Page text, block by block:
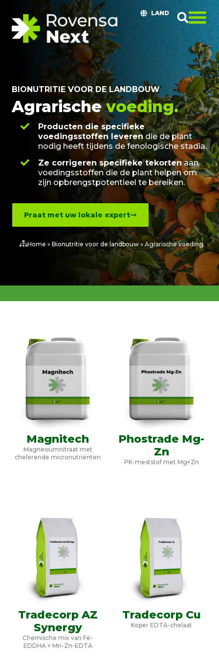
LAND
BIONUTRITIE VOOR DE LANDBOUW
Agrarischevoeding.
Producten die specifieke
voedingsstoffen leverendie de plant
nodig heeft tijdens de fenologische stadia.
Ze corrigeren specifieke tekortenaan
voedingsstoffen die de plant helpen om
zijn opbrengstpotentieel te bereiken.
Praat met uw lokale expert
Home » Bionutritie voor de landbouw » Agrarische voeding
Magnitech
Magnesiumnitraat met
chelerende micronutriënten
Phostrade Mg-
Zn
PK-meststof met Mg+Zn
Tradecorp AZ
Synergy
Chemische mix van Fe-
EDDHA + Mn-Zn-EDTA
Tradecorp Cu
Koper EDTA-chelaat